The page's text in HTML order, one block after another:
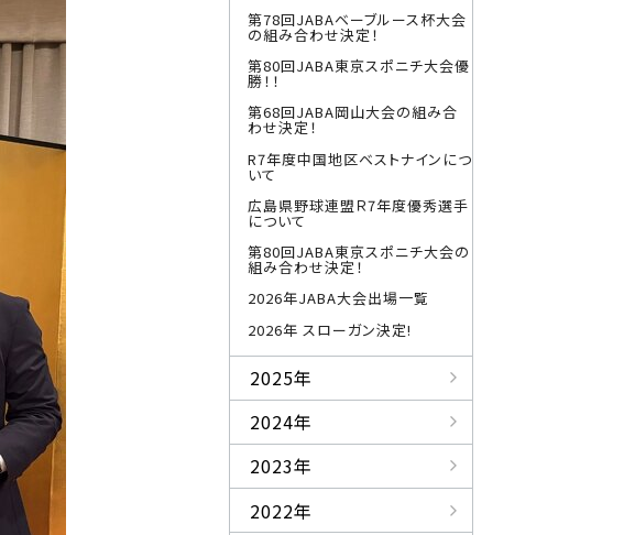
第78回JABAベーブルース杯大会
の組み合わせ決定！
第80回JABA東京スポニチ大会優
勝！！
第68回JABA岡山大会の組み合
わせ決定！
R7年度中国地区ベストナインにつ
いて
広島県野球連盟Ｒ7年度優秀選手
について
第80回JABA東京スポニチ大会の
組み合わせ決定！
2026年JABA大会出場一覧
2026年 スローガン決定!
2025年
2024年
2023年
2022年